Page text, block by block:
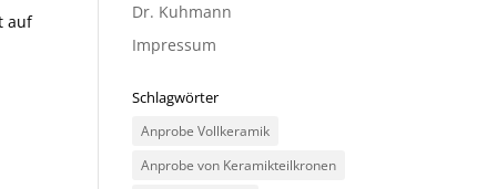
auf
Dr. Kuhmann
Impressum
Schlagwörter
Anprobe Vollkeramik
Anprobe von Keramikteilkronen